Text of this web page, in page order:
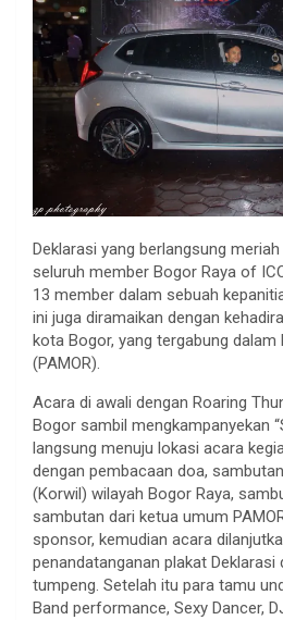
Deklarasi yang berlangsung
seluruh member Bogor Raya of
13 member dalam sebuah
ini juga diramaikan dengan
kota Bogor, yang tergabung
(PAMOR).
Acara di awali dengan Roaring
Bogor sambil mengkampanyekan
langsung menuju lokasi acara
dengan pembacaan doa,
(Korwil) wilayah Bogor Raya,
sambutan dari ketua umum
sponsor, kemudian acara
penandatanganan plakat
tumpeng. Setelah itu para tamu
Band performance, Sexy Dancer,